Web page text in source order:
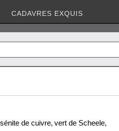
CADAVRES EXQUIS
de cuivre, vert de Scheele,